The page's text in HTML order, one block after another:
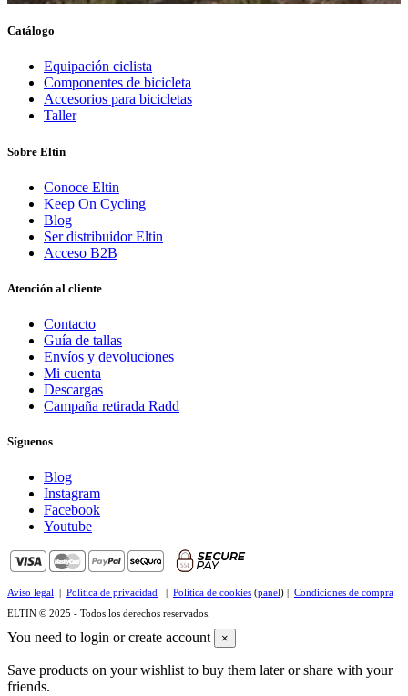
Catálogo
Equipación ciclista
Componentes de bicicleta
Accesorios para bicicletas
Taller
Sobre Eltin
Conoce Eltin
Keep On Cycling
Blog
Ser distribuidor Eltin
Acceso B2B
Atención al cliente
Contacto
Guía de tallas
Envíos y devoluciones
Mi cuenta
Descargas
Campaña retirada Radd
Síguenos
Blog
Instagram
Facebook
Youtube
Aviso legal Política de privacidad Política de cookies (panel) | Condiciones de compra
ELTIN © 2025 - Todos los derechos reservados.
You need to login or create account ×
Save products on your wishlist to buy them later or share with your
friends.